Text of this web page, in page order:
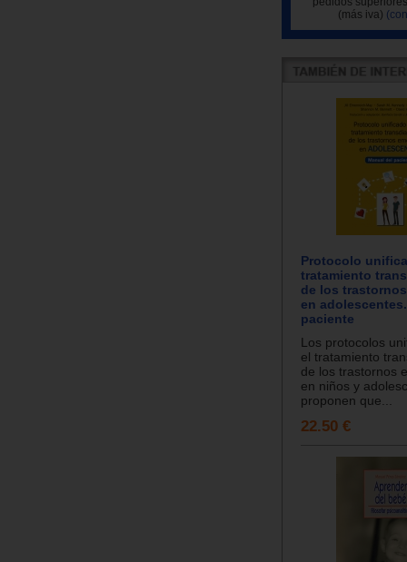
(más iva)
Protocolo
tratamiento
de los
en
paciente
Los protocolos
el tratamiento
de los trastornos
en niños y
proponen que...
22.50 €